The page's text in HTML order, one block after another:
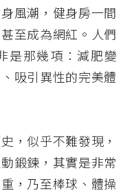
風潮，健身房一間
至成為網紅。人們
是那幾項：減肥變
吸引異性的完美體
，似乎不難發現，
鍛鍊，其實是非常
，乃至棒球、體操